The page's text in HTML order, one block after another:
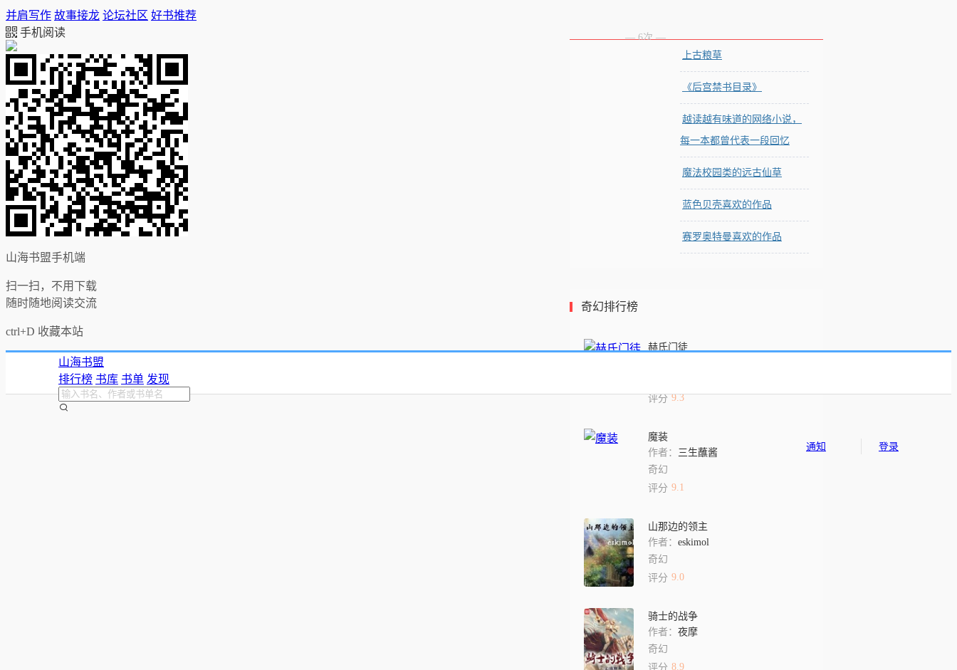
并肩写作 故事接龙 论坛社区 好书推荐
手机阅读
山海书盟手机端
扫一扫，不用下载
随时随地阅读交流
ctrl+D 收藏本站
山海书盟
排行榜 书库 书单 发现
通知 登录
— 6次 —
上古粮草
《后宫禁书目录》
越读越有味道的网络小说，
每一本都曾代表一段回忆
魔法校园类的远古仙草
蓝色贝壳喜欢的作品
赛罗奥特曼喜欢的作品
奇幻排行榜
赫氏门徒
评分 9.3
魔装
作者： 三生蘸酱
奇幻
评分 9.1
山那边的领主
作者： eskimol
奇幻
评分 9.0
骑士的战争
作者： 夜摩
奇幻
评分 8.9